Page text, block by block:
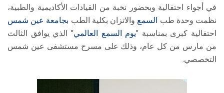
في أجواء احتفالية وبحضور نخبة من القيادات الأكاديمية والطبية،
نظمت وحدة طب السمع والاتزان بكلية الطب بجامعة عين شمس
احتفالية كبرى بمناسبة "يوم السمع العالمي" الذي يوافق الثالث
من مارس من كل عام، وذلك على مسرح مستشفى عين شمس
التخصصي.